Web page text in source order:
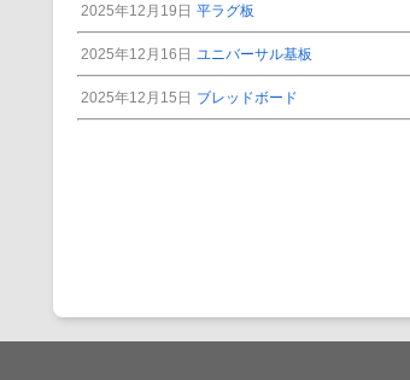
2025年12月19日 平ラグ板
2025年12月16日 ユニバーサル基板
2025年12月15日 ブレッドボード